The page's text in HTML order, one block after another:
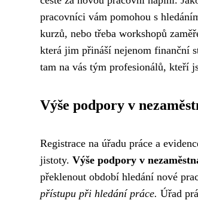
pracovníci vám pomohou s
kurzů, nebo třeba workshopů
která jim přináší nejenom finanční
tam na vás tým profesionálů, kteří
Výše podpory v
Registrace na úřadu práce a
jistoty. Výše podpory v
překlenout období hledání nové
přístupu při hledání práce. Úřad